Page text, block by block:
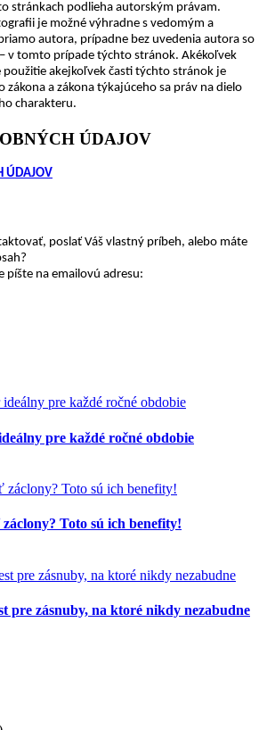
stránkach podlieha autorským právam.
je možné výhradne s vedomým a
autora, prípadne bez uvedenia autora so
v tomto prípade týchto stránok. Akékoľvek
akejkoľvek časti týchto stránok je
zákona a zákona týkajúceho sa práv na dielo
charakteru.
ÚDAJOV
ÚDAJOV
poslať Váš vlastný príbeh, alebo máte
píšte na emailovú adresu:
pre každé ročné obdobie
Toto sú ich benefity!
pre zásnuby, na ktoré nikdy nezabudne